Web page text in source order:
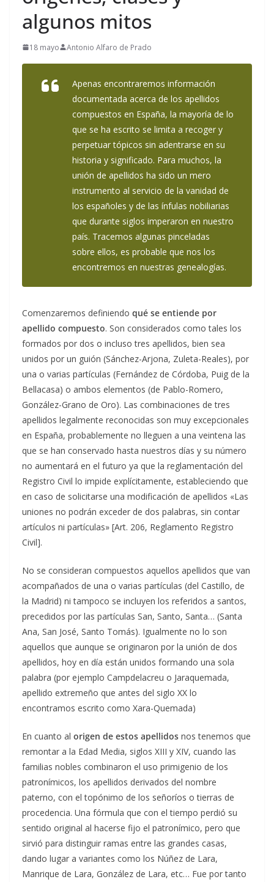
algunos mitos
18 mayo Antonio Alfaro de Prado
Apenas encontraremos información
documentada acerca de los apellidos
compuestos en España, la mayoría de lo
que se ha escrito se limita a recoger y
perpetuar tópicos sin adentrarse en su
historia y significado. Para muchos, la
unión de apellidos ha sido un mero
instrumento al servicio de la vanidad de
los españoles y de las ínfulas nobiliarias
que durante siglos imperaron en nuestro
país. Tracemos algunas pinceladas
sobre ellos, es probable que nos los
encontremos en nuestras genealogías.
Comenzaremos definiendo qué se entiende por
apellido compuesto. Son considerados como tales los
formados por dos o incluso tres apellidos, bien sea
unidos por un guión (Sánchez-Arjona, Zuleta-Reales), por
una o varias partículas (Fernández de Córdoba, Puig de la
Bellacasa) o ambos elementos (de Pablo-Romero,
González-Grano de Oro). Las combinaciones de tres
apellidos legalmente reconocidas son muy excepcionales
en España, probablemente no lleguen a una veintena las
que se han conservado hasta nuestros días y su número
no aumentará en el futuro ya que la reglamentación del
Registro Civil lo impide explícitamente, estableciendo que
en caso de solicitarse una modificación de apellidos «Las
uniones no podrán exceder de dos palabras, sin contar
artículos ni partículas» [Art. 206, Reglamento Registro
Civil].
No se consideran compuestos aquellos apellidos que van
acompañados de una o varias partículas (del Castillo, de
la Madrid) ni tampoco se incluyen los referidos a santos,
precedidos por las partículas San, Santo, Santa… (Santa
Ana, San José, Santo Tomás). Igualmente no lo son
aquellos que aunque se originaron por la unión de dos
apellidos, hoy en día están unidos formando una sola
palabra (por ejemplo Campdelacreu o Jaraquemada,
apellido extremeño que antes del siglo XX lo
encontramos escrito como Xara-Quemada)
En cuanto al origen de estos apellidos nos tenemos que
remontar a la Edad Media, siglos XIII y XIV, cuando las
familias nobles combinaron el uso primigenio de los
patronímicos, los apellidos derivados del nombre
paterno, con el topónimo de los señoríos o tierras de
procedencia. Una fórmula que con el tiempo perdió su
sentido original al hacerse fijo el patronímico, pero que
sirvió para distinguir ramas entre las grandes casas,
dando lugar a variantes como los Núñez de Lara,
Manrique de Lara, González de Lara, etc… Fue por tanto